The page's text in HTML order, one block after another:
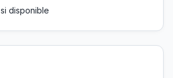
disponible